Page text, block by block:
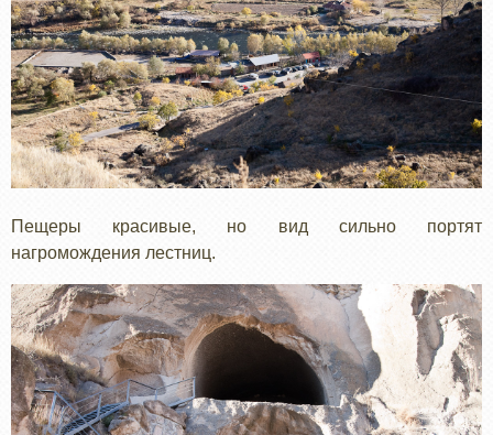
Пещеры красивые, но вид сильно портят
нагромождения лестниц.